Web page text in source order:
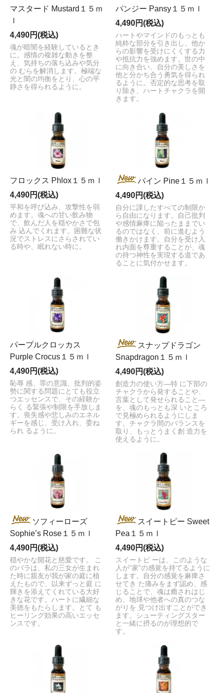
マスタード Mustard１５ｍ
4,490円(税込)
魂が暗闇を経験しているとき
に。感情の複雑な動きを整
え、気持ちの落ち込みや気分
の むらを解消します。極端な
光と闇の均衡をとり、心の平
静さを得られるように。
パンジー Pansy１５ｍｌ
4,490円(税込)
ハートやマインドのもっとも
純粋な部分を引き出し、他か
らの影響を受けにくくする力
や抵抗力を強めます。世の中
に向き合い、自分の美しさを
他と分かち合う勇気を得られ
るように。否定的な思考を取
り除き、ハートチャクラを開
きます。
フロックス Phlox１５ｍｌ
4,490円(税込)
平和を呼び込み、攻撃性を弱
めます。魂への甘い飲み物
で、飲んだ人を穏やかさで包
み 込んでくれます。困難な状
況でストレスにさらされてい
る時や、眠れない時に。
パイン Pine１５ｍｌ
4,490円(税込)
自分に課したすべての制限か
ら自由になります。自己批判
や感情麻痺に陥ったままでい
るのではなく、前に進むよう
働きかけます。自分を受け入
れ内面を尊重することが、魂
の持つ神性を実現する道であ
ることに気付かせます。
パープルクロッカス
Purple Crocus１５ｍｌ
4,490円(税込)
恥辱 感、罪の意識、批判的姿
勢に関する問題にとても役立
つエッセンスで、その経験か
らく る緊張や制限を手放しま
す。喪失感や悲しみのエネル
ギーを感じ、受け入れ、委ね
られ るように。
スナップドラゴン
Snapdragon１５ｍｌ
4,490円(税込)
創造力の使い方―特 に下部の
チャクラから発することや、
言葉として発せられること―
を、魂のもっとも深 いところ
で見極められるようにしま
す。チャクラ間のバランスを
取り、もっとうまく創 造力を
使えるように。
ソフィーローズ
Sophie’s Rose１５ｍｌ
4,490円(税込)
穏やかな開花と慈愛です。 こ
のバラは、私の三女が生まれ
た時に親友が我が家の庭に植
えたもので、以来ずっと庭 に
輝きを添えてくれている大好
きな花です。ハートに繊細な
美徳をもたらします。とて も
ヒーリング効果の高いエッセ
ンスです。
スイートピー Sweet
Pea１５ｍｌ
4,490円(税込)
スイートピ ーは、このような
人が“家”の感覚を持てるように
します。自分の感覚を麻痺さ
せてき た痛みをまず認め、感
じることで、魂は癒されはじ
め、地球や他者への真のつな
がりを 見つけ出すことができ
ます。シューティングスター
と一緒に摂るのが理想的で
す。